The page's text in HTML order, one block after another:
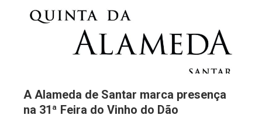
A Alameda de Santar marca presença
na 31ª Feira do Vinho do Dão